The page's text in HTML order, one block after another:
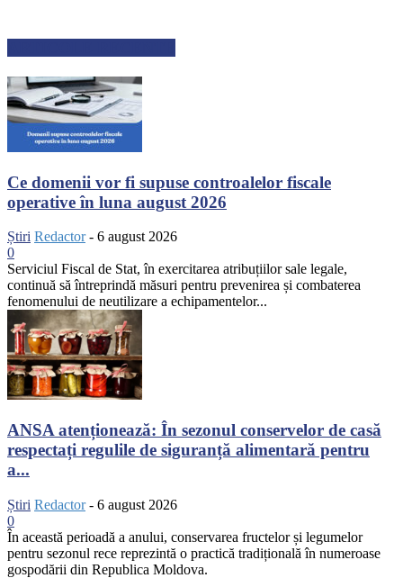
Ce domenii vor fi supuse controalelor fiscale
operative în luna august 2026
Știri Redactor - 6 august 2026
0
Serviciul Fiscal de Stat, în exercitarea atribuțiilor sale legale,
continuă să întreprindă măsuri pentru prevenirea și combaterea
fenomenului de neutilizare a echipamentelor...
ANSA atenționează: În sezonul conservelor de casă
respectați regulile de siguranță alimentară pentru
a...
Știri Redactor - 6 august 2026
0
În această perioadă a anului, conservarea fructelor și legumelor
pentru sezonul rece reprezintă o practică tradițională în numeroase
gospodării din Republica Moldova.